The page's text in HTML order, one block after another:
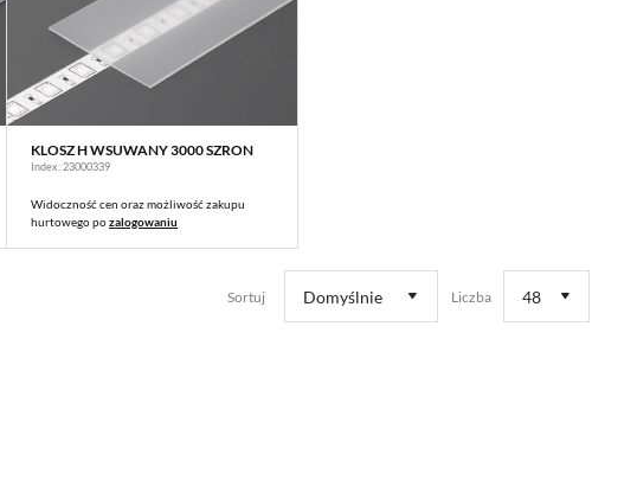
WIĘCEJ
KLOSZ H WSUWANY 3000 SZRON
Index: 23000339
Widoczność cen oraz możliwość zakupu
hurtowego pozalogowaniu
Sortuj Domyślnie Liczba 48